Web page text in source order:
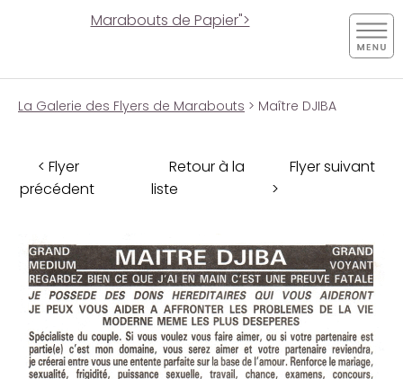
Marabouts de Papier">
La Galerie des Flyers de Marabouts > Maître DJIBA
< Flyer
précédent
Retour à la
liste
Flyer suivant
>